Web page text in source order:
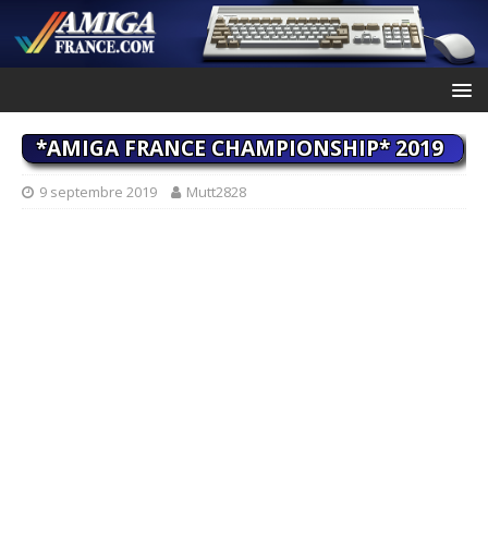
*AMIGA FRANCE CHAMPIONSHIP* 2019
9 septembre 2019 Mutt2828